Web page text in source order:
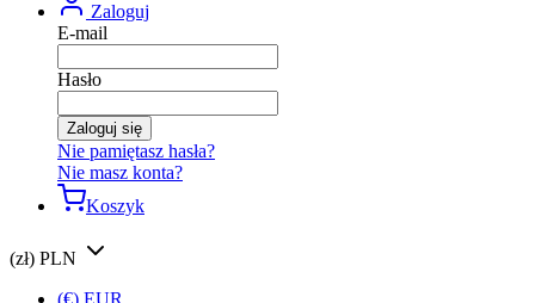
Zaloguj
E-mail
Hasło
Zaloguj się
Nie pamiętasz hasła?
Nie masz konta?
Koszyk
(zł) PLN
(€) EUR